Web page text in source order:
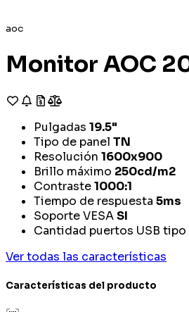
aoc
Monitor AOC
Pulgadas 19.5"
Tipo de panel TN
Resolución 1600x900
Brillo máximo 250cd/m2
Contraste1000:1
Tiempo de respuesta 5ms
Soporte VESASI
Cantidad puertos USB tipo
Ver todas las características
Características del producto